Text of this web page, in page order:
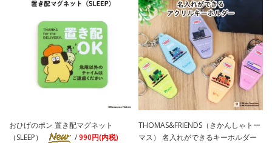
おひげのポン 置き配マグネット
（SLEEP）
/990円(内税)
THOMAS&FRIENDS（きかんしゃトー
マス） 名入れができるキーホルダー